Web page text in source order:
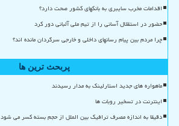
اقدامات مخرب سایبری به بانکهای کشور صحت دارد؟
حضور در استقلال آسانی را از تیم ملی آلبانی دور کرد
چرا مردم بین پیام رسانهای داخلی و خارجی سرگردان مانده اند؟
پربحث ترین ها
ماهواره های جدید استارلینک به مدار رسیدند
اینترنت در تسخیر روبات ها
دقیقا به اندازه مصرف ترافیک بین الملل از حجم بسته کسر می شود